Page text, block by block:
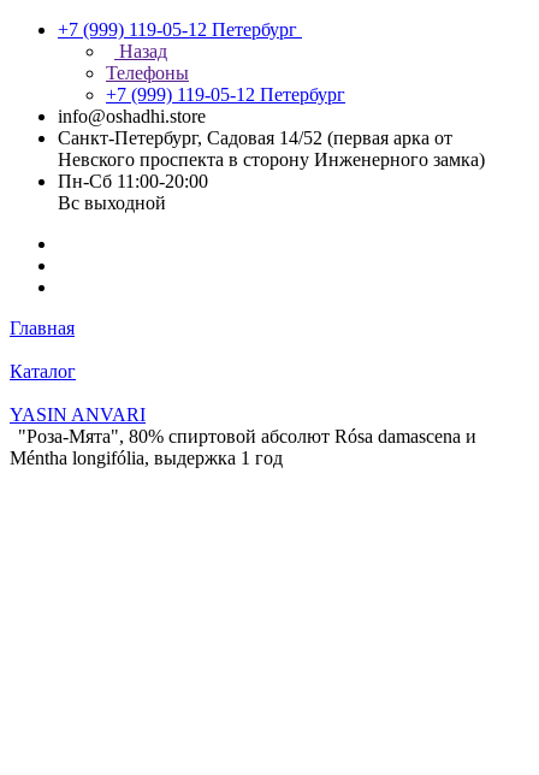
+7 (999) 119-05-12 Петербург
Назад
Телефоны
+7 (999) 119-05-12 Петербург
info@oshadhi.store
Санкт-Петербург, Садовая 14/52 (первая арка от
Невского проспекта в сторону Инженерного замка)
Пн-Сб 11:00-20:00
Вс выходной
Главная
Каталог
YASIN ANVARI
"Роза-Мята", 80% спиртовой абсолют Rósa damascena и
Méntha longifólia, выдержка 1 год